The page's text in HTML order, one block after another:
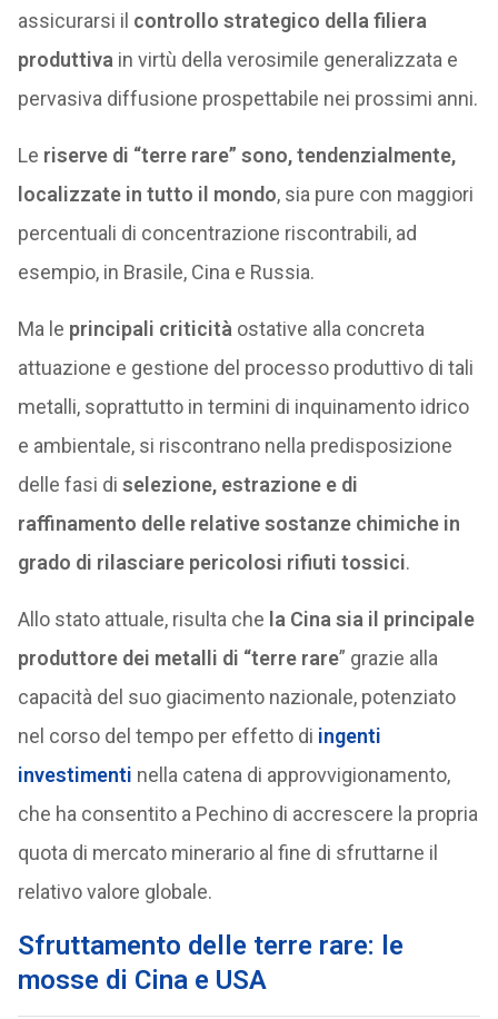
assicurarsi il controllo strategico della filiera
produttiva in virtù della verosimile generalizzata e
pervasiva diffusione prospettabile nei prossimi anni.
Le riserve di “terre rare” sono, tendenzialmente,
localizzate in tutto il mondo, sia pure con maggiori
percentuali di concentrazione riscontrabili, ad
esempio, in Brasile, Cina e Russia.
Ma le principali criticità ostative alla concreta
attuazione e gestione del processo produttivo di tali
metalli, soprattutto in termini di inquinamento idrico
e ambientale, si riscontrano nella predisposizione
delle fasi di selezione, estrazione e di
raffinamento delle relative sostanze chimiche in
grado di rilasciare pericolosi rifiuti tossici.
Allo stato attuale, risulta che la Cina sia il principale
produttore dei metalli di “terre rare” grazie alla
capacità del suo giacimento nazionale, potenziato
nel corso del tempo per effetto di ingenti
investimenti nella catena di approvvigionamento,
che ha consentito a Pechino di accrescere la propria
quota di mercato minerario al fine di sfruttarne il
relativo valore globale.
Sfruttamento delle terre rare: le
mosse di Cina e USA